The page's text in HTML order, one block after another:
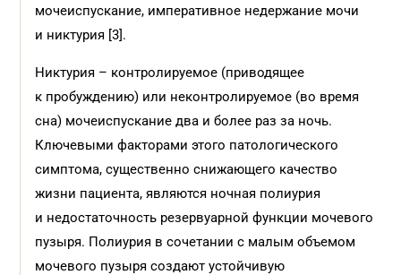
мочеиспускание, императивное недержание мочи
и никтурия [3].
Никтурия – контролируемое (приводящее
к пробуждению) или неконтролируемое (во время
сна) мочеиспускание два и более раз за ночь.
Ключевыми факторами этого патологического
симптома, существенно снижающего качество
жизни пациента, являются ночная полиурия
и недостаточность резервуарной функции мочевого
пузыря. Полиурия в сочетании с малым объемом
мочевого пузыря создают устойчивую